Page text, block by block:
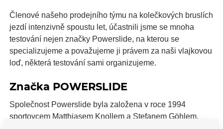
Členové našeho prodejního týmu na kolečkových bruslích
jezdí intenzivně spoustu let, účastnili jsme se mnoha
testování nejen značky Powerslide, na kterou se
specializujeme a považujeme ji právem za naši vlajkovou
loď, některá testování sami organizujeme.
Značka POWERSLIDE
Společnost Powerslide byla založena v roce 1994
sportovcem Matthiasem Knollem a Stefanem Göhlem.